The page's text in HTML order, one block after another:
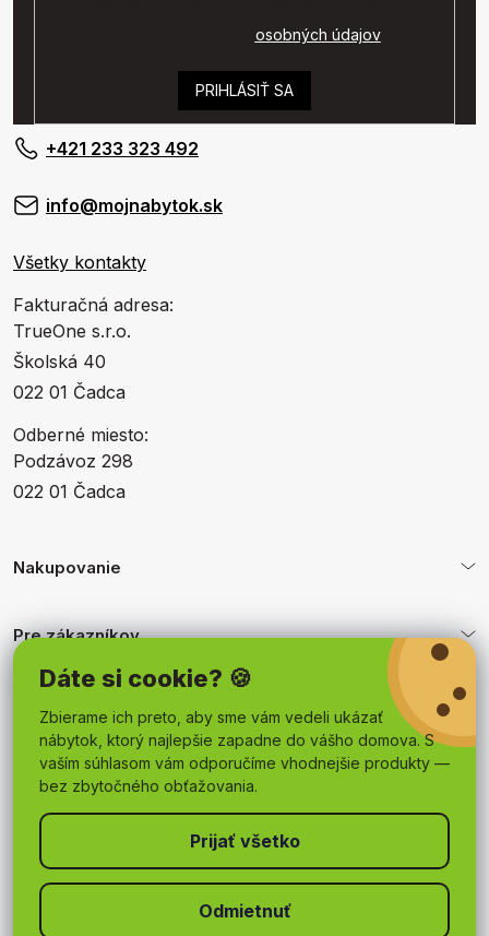
Dáte si cookie? 🍪
Zbierame ich preto, aby sme vám vedeli ukázať
nábytok, ktorý najlepšie zapadne do vášho domova. S
vaším súhlasom vám odporučíme vhodnejšie produkty —
bez zbytočného obťažovania.
Odmietnuť
osobných údajov.
PRIHLÁSIŤ SA
+421 233 323 492
info@mojnabytok.sk
Všetky kontakty
Fakturačná adresa:
TrueOne s.r.o.
Školská 40
022 01 Čadca
Odberné miesto:
Podzávoz 298
022 01 Čadca
Nakupovanie
Pre zákazníkov
mojnabytok.sk. Všetky práva vyhradené.